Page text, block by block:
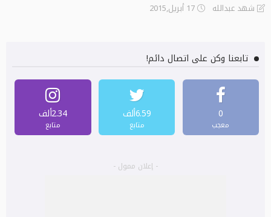
شهد عبدالله 17 أبريل,2015
تابعنا وكن على اتصال دائم!
0
معجب
6.59ألف
متابع
2.34ألف
متابع
- إعلان ممول -